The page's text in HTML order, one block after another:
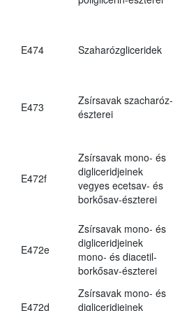
E474 Szaharózgliceridek
E473
Zsírsavak szacharóz-
észterei
E472f
Zsírsavak mono- és
digliceridjeinek
vegyes ecetsav- és
borkősav-észterei
E472e
Zsírsavak mono- és
digliceridjeinek
mono- és diacetil-
borkősav-észterei
E472d
Zsírsavak mono- és
digliceridjeinek